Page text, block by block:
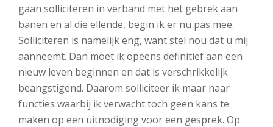
gaan solliciteren in verband met het gebrek aan
banen en al die ellende, begin ik er nu pas mee.
Solliciteren is namelijk eng, want stel nou dat u mij
aanneemt. Dan moet ik opeens definitief aan een
nieuw leven beginnen en dat is verschrikkelijk
beangstigend. Daarom solliciteer ik maar naar
functies waarbij ik verwacht toch geen kans te
maken op een uitnodiging voor een gesprek. Op